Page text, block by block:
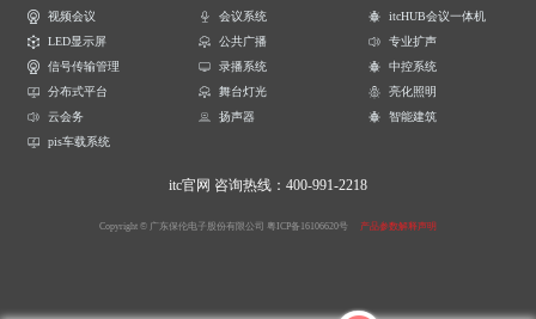
视频会议 会议系统
itcHUB会议一体机
LED显示屏
公共广播
专业扩声
信号传输管理
录播系统
中控系统
分布式平台
舞台灯光
亮化照明
云会务
扬声器
智能建筑
pis车载系统
itc官网 咨询热线：400-991-2218
Copyright © 广东保伦电子股份有限公司 粤ICP备16106620号 产品参数解释声明